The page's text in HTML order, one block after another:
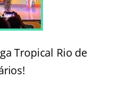
Tropical Rio de